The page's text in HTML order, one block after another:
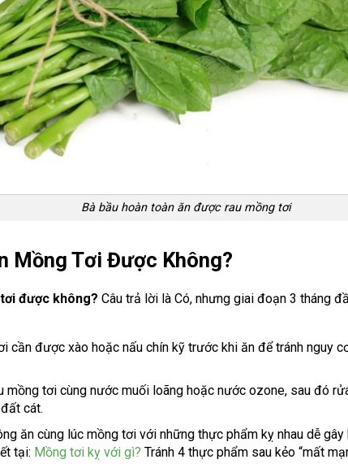
Bà bầu hoàn toàn ăn được rau mồng tơi
Mồng Tơi Được Không?
được không? Câu trả lời là Có, nhưng giai đoạn 3 tháng
cần được xào hoặc nấu chín kỹ trước khi ăn để tránh nguy
mồng tơi cùng nước muối loãng hoặc nước ozone, sau đó
cát.
ăn cùng lúc mồng tơi với những thực phẩm kỵ nhau dễ
tại: Mồng tơi kỵ với gì? Tránh 4 thực phẩm sau kẻo “mất